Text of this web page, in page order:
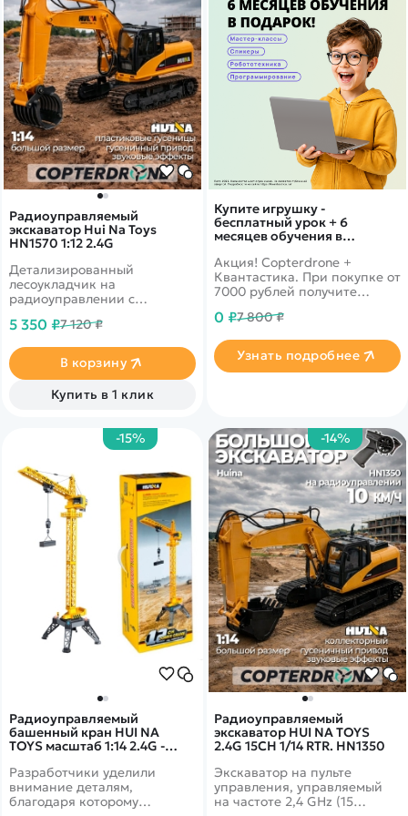
Купите игрушку -
бесплатный урок + 6
месяцев обучения в
Акция! Copterdrone +
Квантастика. При покупке от
7000 рублей получите
нашего партнера
0 ₽7 800 ₽
Узнать подробнее
Радиоуправляемый
экскаватор Hui Na Toys
HN1570 1:12 2.4G
Детализированный
лесоукладчик на
радиоуправлении с
Уменьшенная копия
лесозаготовительной
техники. Модель способна
передвигаться по
различным покрытиям,
перемещать предметы.
5 350 ₽7 120 ₽
В корзину
Купить в 1 клик
-15%
Радиоуправляемый
башенный кран HUI NA
TOYS масштаб 1:14 2.4G -
Разработчики уделили
внимание деталям,
благодаря которому
-14%
Радиоуправляемый
экскаватор HUI NA TOYS
2.4G 15CH 1/14 RTR. HN1350
Экскаватор на пульте
управления, управляемый
на частоте 2,4 GHz (15